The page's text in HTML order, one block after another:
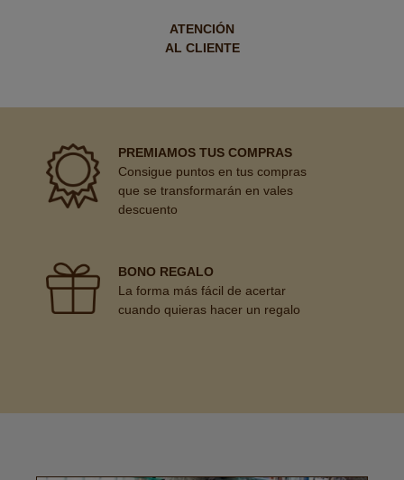
ATENCIÓN
AL CLIENTE
PREMIAMOS TUS COMPRAS
Consigue puntos en tus compras
que se transformarán en vales
descuento
BONO REGALO
La forma más fácil de acertar
cuando quieras hacer un regalo